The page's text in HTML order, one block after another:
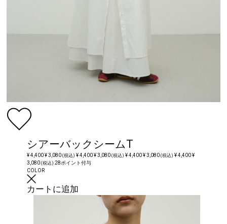
シアーバックシームT
¥ 4,400¥ 3,080(税込) ¥ 4,400¥ 3,080(税込) ¥ 4,400¥ 3,080 (税込) ¥ 4,400¥
3,080(税込) 28ポイント付与
COLOR
カートに追加